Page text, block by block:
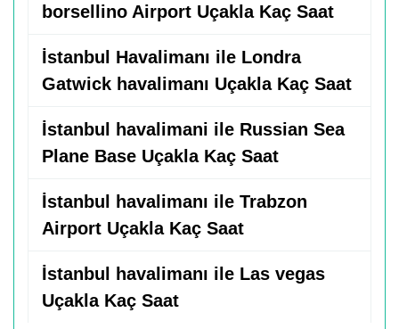
borsellino Airport Uçakla Kaç Saat
İstanbul Havalimanı ile Londra
Gatwick havalimanı Uçakla Kaç Saat
İstanbul havalimani ile Russian Sea
Plane Base Uçakla Kaç Saat
İstanbul havalimanı ile Trabzon
Airport Uçakla Kaç Saat
İstanbul havalimanı ile Las vegas
Uçakla Kaç Saat